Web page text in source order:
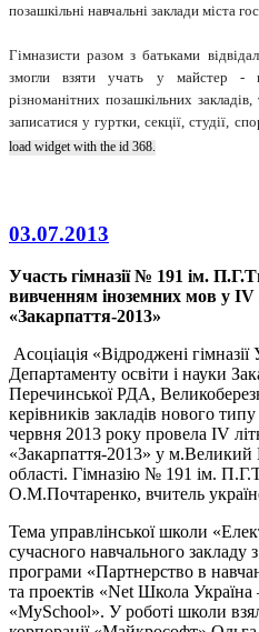
позашкільні навчальні заклади міста
Гімназисти разом з батьками
змогливзяти учать у майстер -
різноманітних позашкільних закладів
записатися у гуртки, секції , студії ,
load widget with the id 368.
03.07.2013
Участь гімназії № 191 ім.
вивченням іноземних мов у IV
«Закарпаття-2013»
Асоціація «Відроджені
Департаменту освіти і науки
Перечинської РДА,
керівників закладів нового
червня 2013 року провела IV
«Закарпаття-2013» у м.Великий
області. Гімназію № 191 ім.
О.М.Почтаренко, вчитель
Тема управлінської школи
сучасного навчального закладу
програми «Партнерство в
та проектів «Net Школа Україна
«MySchool». У роботі школи